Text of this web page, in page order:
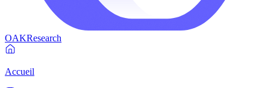
OAKResearch
Accueil